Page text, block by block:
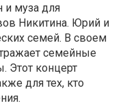
и муза для
Никитина. Юрий и
семей. В своем
семейные
Этот концерт
для тех, кто